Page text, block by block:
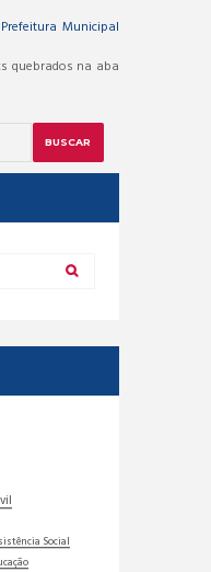
Prefeitura Municipal
quebrados na aba
Social